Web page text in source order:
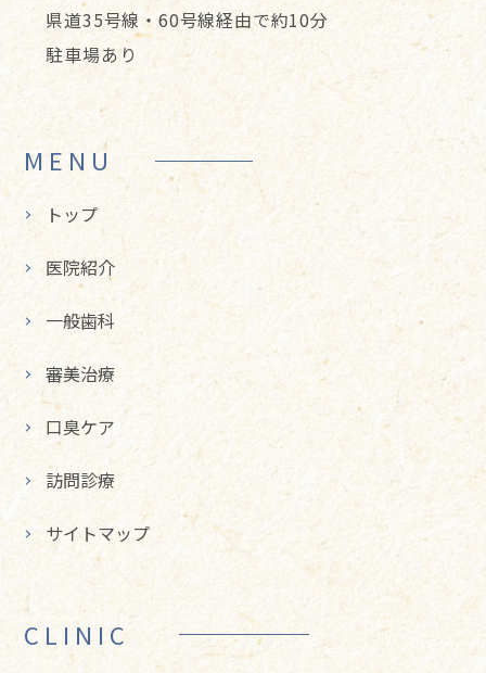
県道35号線・60号線経由で約10分
駐車場あり
MENU
トップ
医院紹介
一般歯科
審美治療
口臭ケア
訪問診療
サイトマップ
CLINIC